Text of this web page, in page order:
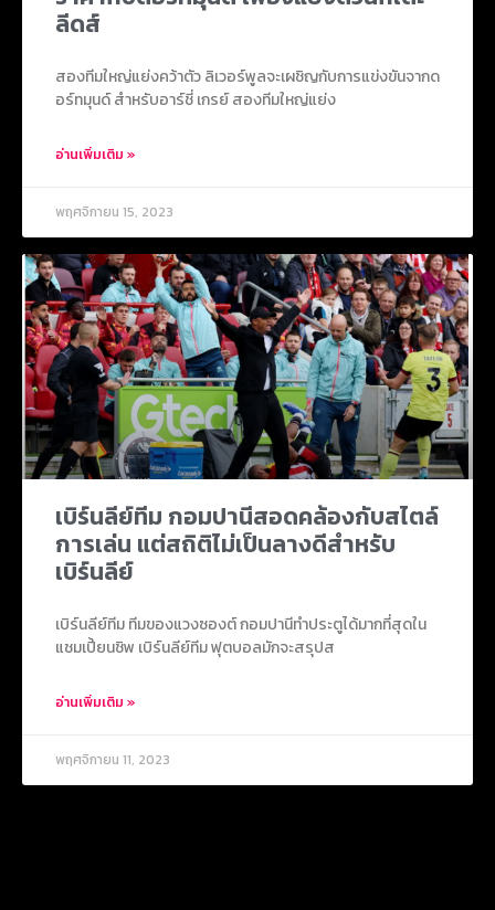
ลีดส์
สองทีมใหญ่แย่งคว้าตัว ลิเวอร์พูลจะเผชิญกับการแข่งขันจากด
อร์ทมุนด์ สำหรับอาร์ชี่ เกรย์ สองทีมใหญ่แย่ง
อ่านเพิ่มเติม »
พฤศจิกายน 15, 2023
เบิร์นลีย์ทีม กอมปานีสอดคล้องกับสไตล์
การเล่น แต่สถิติไม่เป็นลางดีสำหรับ
เบิร์นลีย์
เบิร์นลีย์ทีม ทีมของแวงซองต์ กอมปานีทำประตูได้มากที่สุดใน
แชมเปี้ยนชิพ เบิร์นลีย์ทีม ฟุตบอลมักจะสรุปส
อ่านเพิ่มเติม »
พฤศจิกายน 11, 2023